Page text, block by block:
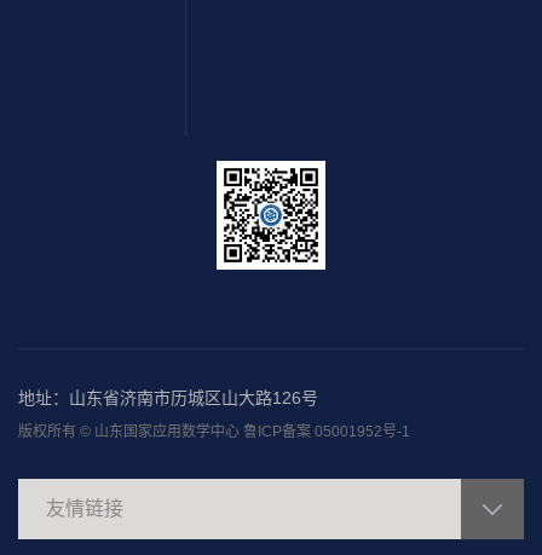
地址：山东省济南市历城区山大路126号
版权所有 © 山东国家应用数学中心 鲁ICP备案 05001952号-1
友情链接